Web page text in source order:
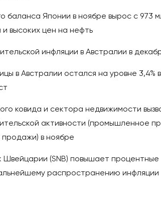
баланса Японии в ноябре вырос с 973
высоких цен на нефть
инфляции в Австралии в
в Австралии остался на уровне
ковида и сектора недвижимости
активности (промышленное
в ноябре
(SNB) повышает процентные
распространению инфляции